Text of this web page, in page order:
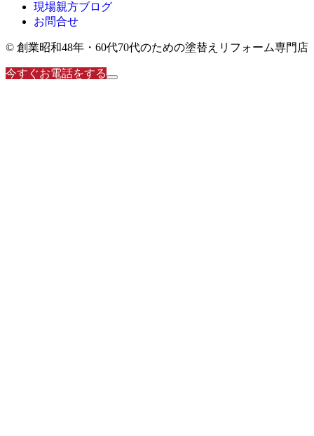
現場親方ブログ
お問合せ
© 創業昭和48年・60代70代のための塗替えリフォーム専門店
今すぐお電話をする